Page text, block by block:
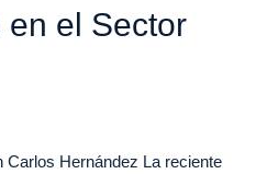
el Sector
Carlos Hernández La reciente